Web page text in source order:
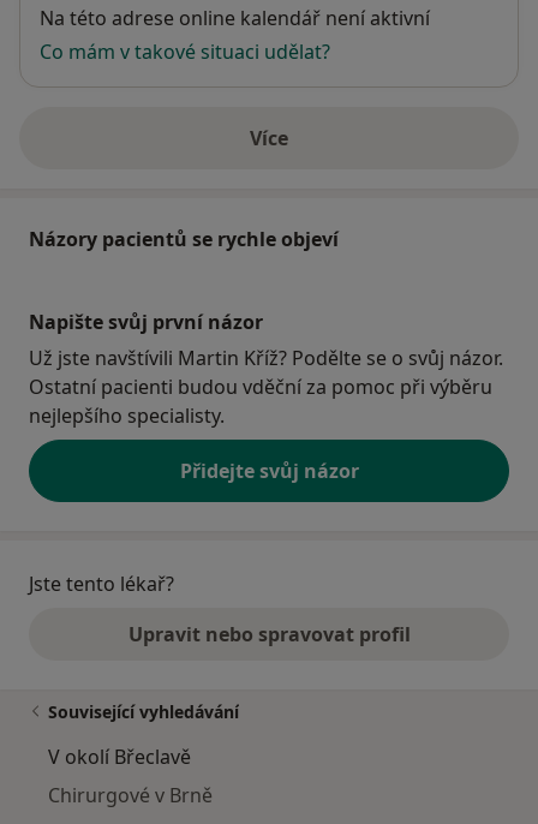
Dostupnost
Na této adrese online kalendář není aktivní
Co mám v takové situaci udělat?
Víceo adrese
Názory pacientů se rychle objeví
Napište svůj první názor
Už jste navštívili Martin Kříž? Podělte se o svůj názor.
Ostatní pacienti budou vděční za pomoc při výběru
nejlepšího specialisty.
Přidejte svůj názor
Jste tento lékař?
Upravit nebo spravovat profil
Související vyhledávání
V okolí Břeclavě
Chirurgové v Brně